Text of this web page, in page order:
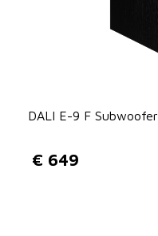
DALI E-9 F Subwoofer
€ 649